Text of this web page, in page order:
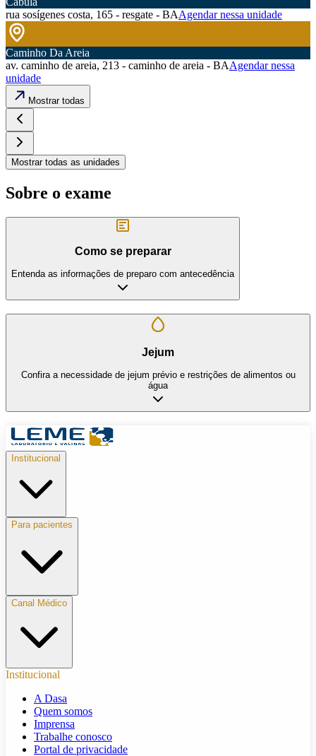
rua sosígenes costa, 165 - resgate - BAAgendar nessa unidade
Caminho Da Areia
av. caminho de areia, 213 - caminho de areia - BAAgendar nessa
unidade
Mostrar todas
Mostrar todas as unidades
Sobre o exame
Como se preparar
Entenda as informações de preparo com antecedência
Jejum
Confira a necessidade de jejum prévio e restrições de alimentos ou
água
Institucional
Para pacientes
Canal Médico
Institucional
A Dasa
Quem somos
Imprensa
Trabalhe conosco
Portal de privacidade